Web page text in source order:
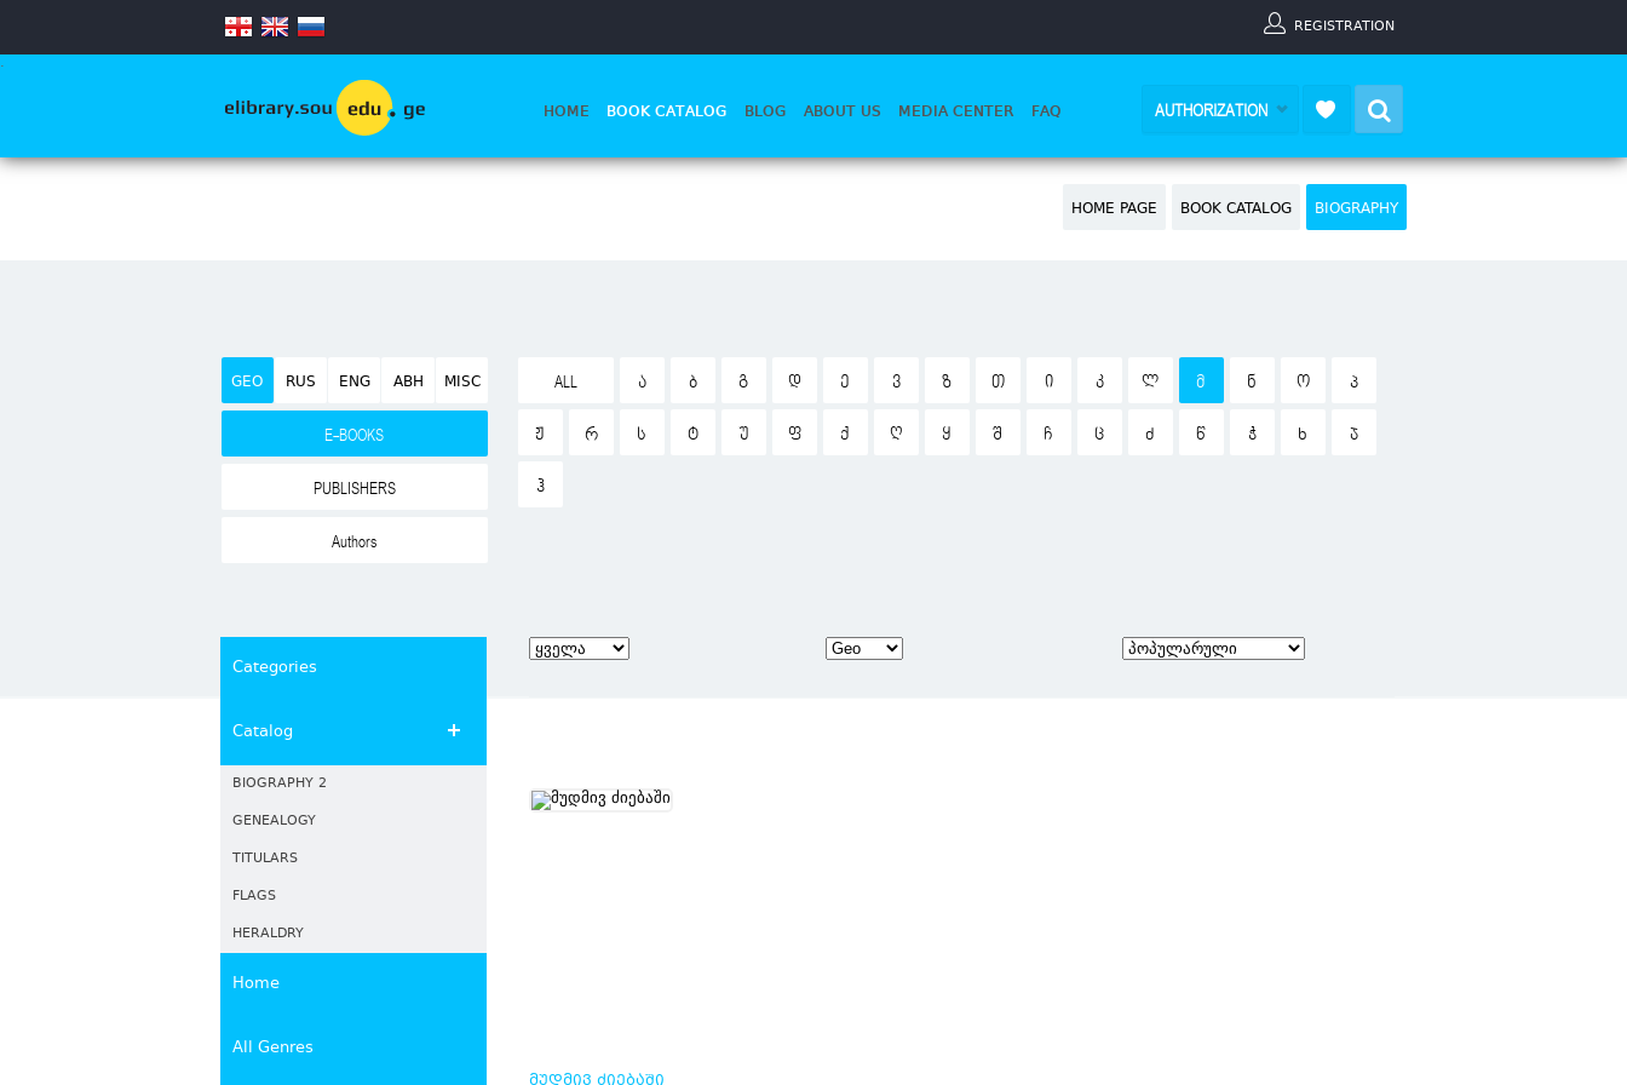
REGISTRATION
.
HOME BOOK CATALOG BLOG ABOUT US MEDIA CENTER FAQ AUTHORIZATION
HOME PAGE BOOK CATALOG BIOGRAPHY
GEO RUS ENG ABH MISC
E-BOOKS
PUBLISHERS
Authors
ALL Ა Ბ Გ Დ Ე Ვ Ზ Თ Ი Კ Ლ Მ Ნ Ო Პ
Ჟ Რ Ს Ტ Უ Ფ Ქ Ღ Ყ Შ Ჩ Ც Ძ Წ Ჭ Ხ Ჯ
Ჰ
Categories
Catalog
BIOGRAPHY 2
GENEALOGY
TITULARS
FLAGS
HERALDRY
Home
All Genres